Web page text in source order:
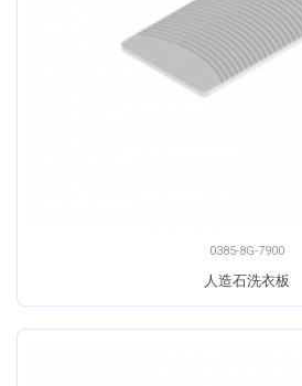
0385-8G-7900
人造石洗衣板